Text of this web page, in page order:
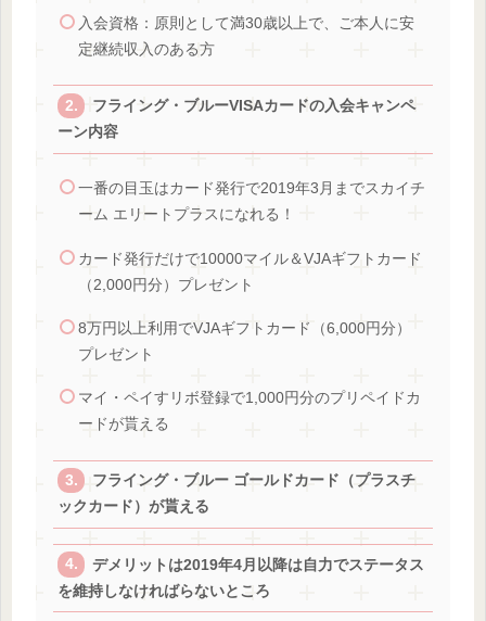
入会資格：原則として満30歳以上で、ご本人に安
定継続収入のある方
フライング・ブルーVISAカードの入会キャンペ
ーン内容
一番の目玉はカード発行で2019年3月までスカイチ
ーム エリートプラスになれる！
カード発行だけで10000マイル＆VJAギフトカード
（2,000円分）プレゼント
8万円以上利用でVJAギフトカード（6,000円分）
プレゼント
マイ・ペイすリボ登録で1,000円分のプリペイドカ
ードが貰える
フライング・ブルー ゴールドカード（プラスチ
ックカード）が貰える
デメリットは2019年4月以降は自力でステータス
を維持しなければらないところ